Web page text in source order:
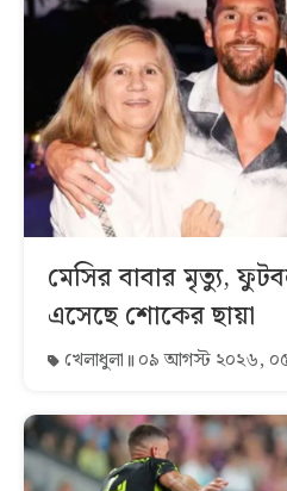
মেসির বাবার মৃত্যু,
এসেছে শোকের ছায়া
খেলাধুলা ০৯ আগস্ট ২০২৬,